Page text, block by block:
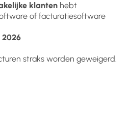
klanten hebt
of facturatiesoftware
2026
straks worden geweigerd.